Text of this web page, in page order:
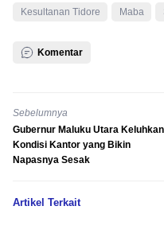
Kesultanan Tidore Maba
Komentar
Sebelumnya
Gubernur Maluku Utara Keluhkan
Kondisi Kantor yang Bikin
Napasnya Sesak
Artikel Terkait